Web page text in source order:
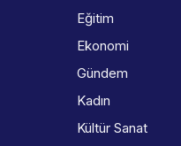
Eğitim
Ekonomi
Gündem
Kadın
Kültür Sanat